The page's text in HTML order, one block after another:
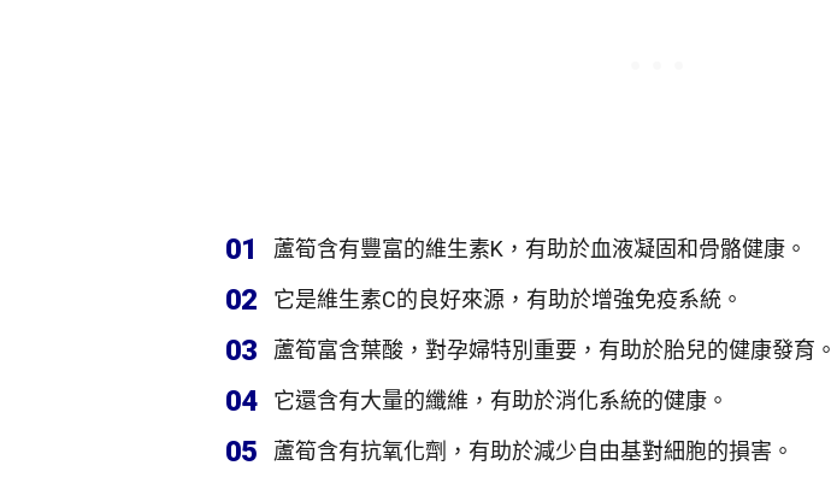
01 蘆筍含有豐富的維生素K，有助於血液凝固和骨骼健康。
02 它是維生素C的良好來源，有助於增強免疫系統。
03 蘆筍富含葉酸，對孕婦特別重要，有助於胎兒的健康發育。
04 它還含有大量的纖維，有助於消化系統的健康。
05 蘆筍含有抗氧化劑，有助於減少自由基對細胞的損害。